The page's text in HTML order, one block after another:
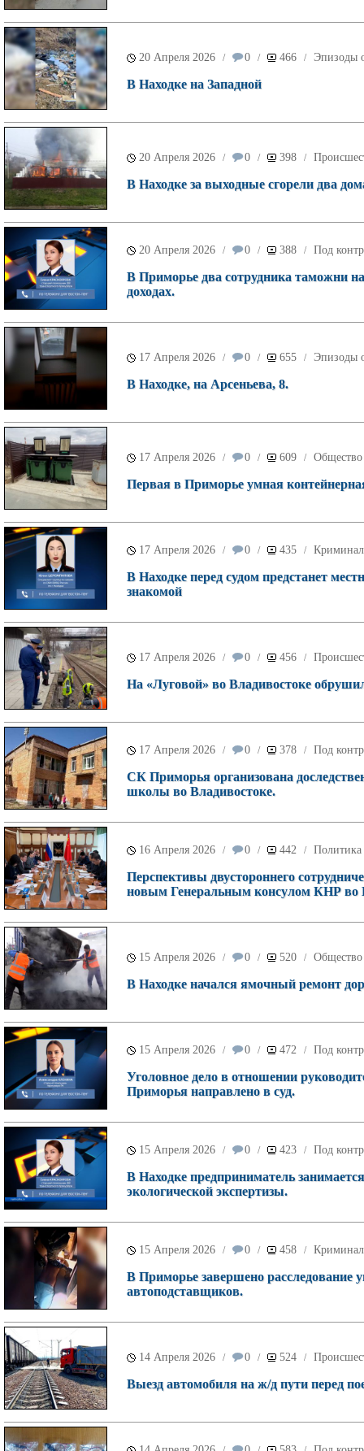
20 Апреля 2026 / 0 / 466 / Эпизоды
В Находке на Западной
20 Апреля 2026 / 0 / 398 /
В Находке за выходные сгорели два
20 Апреля 2026 / 0 / 388 / Под
В Приморье два сотрудника таможни
доходах.
17 Апреля 2026 / 0 / 655 / Эпизоды
В Находке, на Арсеньева, 8.
17 Апреля 2026 / 0 / 609 / Общество
Первая в Приморье умная
17 Апреля 2026 / 0 / 435 / Криминал
В Находке перед судом предстанет
знакомой
17 Апреля 2026 / 0 / 456 /
На «Луговой» во Владивостоке
17 Апреля 2026 / 0 / 378 / Под
СК Приморья организована
школы во Владивостоке.
16 Апреля 2026 / 0 / 442 / Политика
Перспективы двустороннего
новым Генеральным консулом КНР во
15 Апреля 2026 / 0 / 520 / Общество
В Находке начался ямочный ремонт
15 Апреля 2026 / 0 / 472 / Под
Уголовное дело в отношении
Приморья направлено в суд.
15 Апреля 2026 / 0 / 423 / Под
В Находке предприниматель
экологической экспертизы.
15 Апреля 2026 / 0 / 458 / Криминал
В Приморье завершено расследование
автоподставщиков.
14 Апреля 2026 / 0 / 524 /
Выезд автомобиля на ж/д пути перед